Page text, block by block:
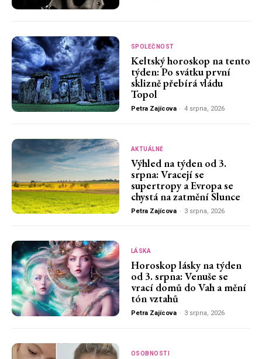
SPOLEČNOST
Keltský horoskop na tento
týden: Po svátku první
sklizně přebírá vládu
Topol
Petra Zajícova - 4 srpna, 2026
AKTUÁLNĚ
Výhled na týden od 3.
srpna: Vracejí se
supertropy a Evropa se
chystá na zatmění Slunce
Petra Zajícova - 3 srpna, 2026
LÁSKA
Horoskop lásky na týden
od 3. srpna: Venuše se
vrací domů do Vah a mění
tón vztahů
Petra Zajícova - 3 srpna, 2026
OSOBNOSTI